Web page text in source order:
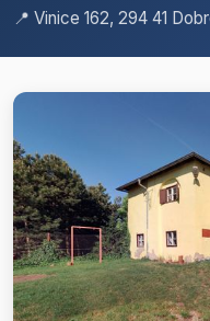
📍 Vinice 162, 294 41